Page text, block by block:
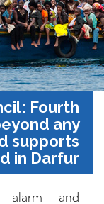
Council:
beyond
and
in
AI’s alarm